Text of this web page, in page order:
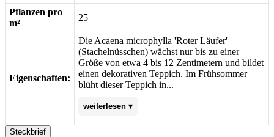
Pflanzen pro
m²
25
Eigenschaften:
Die Acaena microphylla 'Roter Läufer'
(Stachelnüsschen) wächst nur bis zu einer
Größe von etwa 4 bis 12 Zentimetern und bildet
einen dekorativen Teppich. Im Frühsommer
blüht dieser Teppich in...
weiterlesen ▾
Steckbrief